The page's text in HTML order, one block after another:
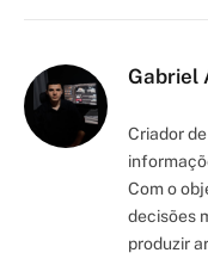
Gabriel
Criador
Com o
decisões
produzir